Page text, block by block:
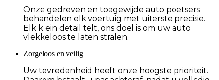
Onze gedreven en toegewijde auto poetsers
behandelen elk voertuig met uiterste precisie.
Elk klein detail telt, ons doel is om uw auto
vlekkeloos te laten stralen.
Zorgeloos en veilig
Uw tevredenheid heeft onze hoogste prioriteit.